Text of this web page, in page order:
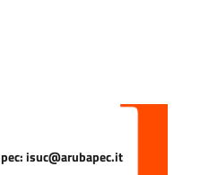
pec: isuc@arubapec.it